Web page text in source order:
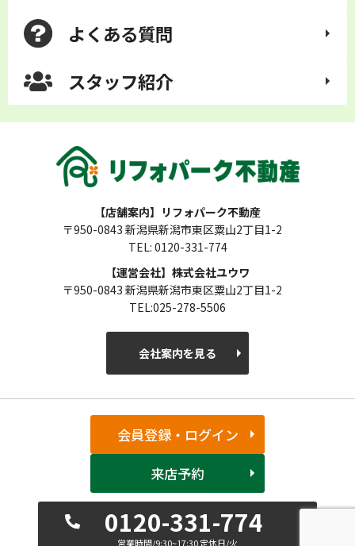
よくある質問
スタッフ紹介
【店舗案内】リフォパーク不動産
〒950-0843 新潟県新潟市東区粟山2丁目1-2
TEL: 0120-331-774
【運営会社】株式会社ユウワ
〒950-0843 新潟県新潟市東区粟山2丁目1-2
TEL:025-278-5506
会社案内を見る
会員登録・ログイン
来店予約
0120-331-774
営業時間/9:30~17:30 定休日/火